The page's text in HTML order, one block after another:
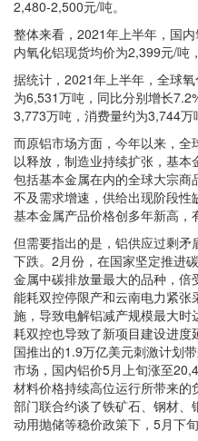
2,480-2,500元/吨。
整体来看，2021年上半年，国
内氧化铝现货均价为2,399元/吨
据统计，2021年上半年，全球
为6,531万吨，同比分别增长
3,773万吨，消费量约为3,744万
而原铝市场方面，今年以来，
以释放，制造业持续扩张，基本
包括基本金属在内的全球大宗
不及需求增速，供给出现阶段性
基本金属产品价格创多年新高，
但需要指出的是，铝供应过剩
下跌。2月份，在国家坚定推进
金属中碳排放量最大的品种，
能耗双控停限产和云南电力紧
施，导致电解铝减产规模最大
耗双控也导致了新项目建设进
国推出的1.9万亿美元刺激计划
市场，国内铝价5月上旬涨至
材料价格持续高位运行所带来
部门联合约谈了铁矿石、钢材
动用抛储等稳价政策下，5月下